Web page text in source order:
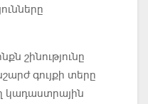
շինությունը
գույքի տերը
կադաստրային